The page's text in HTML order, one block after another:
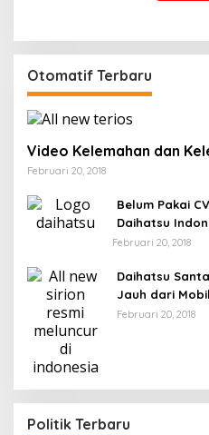
Otomatif Terbaru
Video Kelemahan dan
Februari 20, 2018
Belum Pakai
Daihatsu
Februari 20, 2018
Daihatsu
Jauh dari Mobil
Februari 20, 2018
Politik Terbaru